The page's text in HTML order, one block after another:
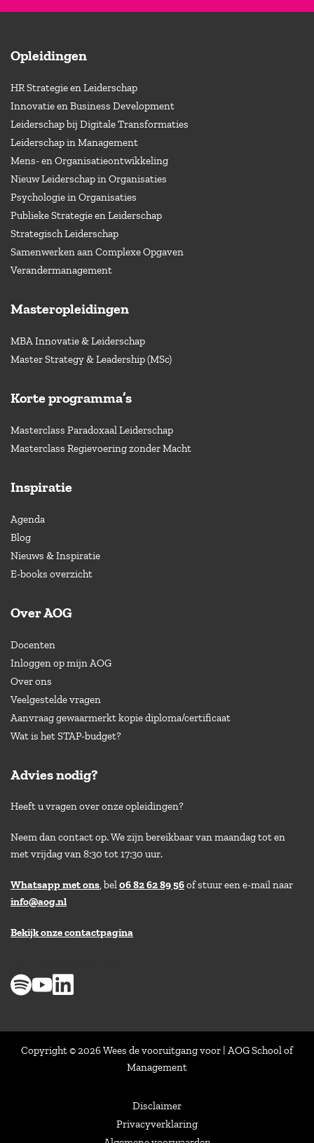
Opleidingen
HR Strategie en Leiderschap
Innovatie en Business Development
Leiderschap bij Digitale Transformaties
Leiderschap in Management
Mens- en Organisatieontwikkeling
Nieuw Leiderschap in Organisaties
Psychologie in Organisaties
Publieke Strategie en Leiderschap
Strategisch Leiderschap
Samenwerken aan Complexe Opgaven
Verandermanagement
Masteropleidingen
MBA Innovatie & Leiderschap
Master Strategy & Leadership (MSc)
Korte programma’s
Masterclass Paradoxaal Leiderschap
Masterclass Regievoering zonder Macht
Inspiratie
Agenda
Blog
Nieuws & Inspiratie
E-books overzicht
Over AOG
Docenten
Inloggen op mijn AOG
Over ons
Veelgestelde vragen
Aanvraag gewaarmerkt kopie diploma/certificaat
Wat is het STAP-budget?
Advies nodig?
Heeft u vragen over onze opleidingen?
Neem dan contact op. We zijn bereikbaar van maandag tot en
met vrijdag van 8:30 tot 17:30 uur.
Whatsapp met ons, bel06 82 62 89 56of stuur een e-mail naar
info@aog.nl
Bekijk onze contactpagina
Copyright © 2026 Wees de vooruitgang voor | AOG School of
Management
Disclaimer
Privacyverklaring